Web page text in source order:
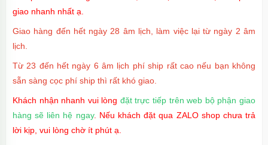
OP16Pr trị giá
Ốp lưng iPhone 16 TPU Space trong suốt tối
MãOP16trị giá 70.000₫
Ốp lưng MagSafe iPhone 17 Air Clear Case
giao nhanh nhất ạ.
Giao hàng đến hết ngày 28 âm lịch, làm việc lại từ ngày 2 âm
lịch.
Từ 23 đến hết ngày 6 âm lịch phí ship rất cao nếu bạn không
sẵn sàng cọc phí ship thì rất khó giao.
Khách nhận nhanh vui lòng đặt trực tiếp trên web bộ phận giao
hàng sẽ liên hệ ngay. Nếu khách đặt qua ZALO shop chưa trả
lời kịp, vui lòng chờ ít phút ạ.